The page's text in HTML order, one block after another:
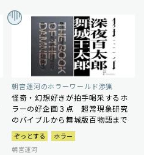
朝宮運河のホラーワールド渉猟
怪奇・幻想好きが拍手喝采するホ
ラーの好企画３点 超常現象研究
のバイブルから舞城版百物語まで
ぞっとする
ホラー
朝宮運河